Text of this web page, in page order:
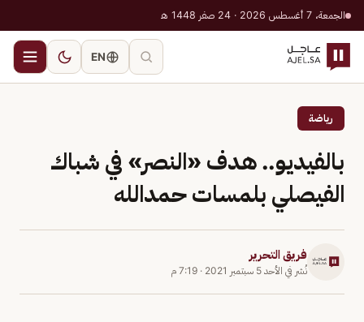
الجمعة، 7 أغسطس 2026 · 24 صفر 1448 هـ
EN
رياضة
بالفيديو.. هدف «النصر» في شباك
الفيصلي بلمسات حمدالله
فريق التحرير
نُشر في الأحد 5 سبتمبر 2021 · 7:19 م